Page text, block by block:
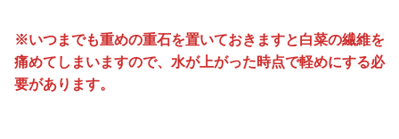
※いつまでも重めの重石を置いておきますと白菜の繊維を
痛めてしまいますので、水が上がった時点で軽めにする必
要があります。